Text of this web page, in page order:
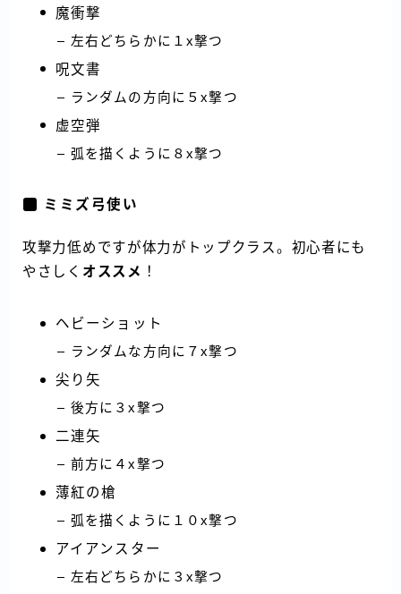
魔衝撃
左右どちらかに１x撃つ
呪文書
ランダムの方向に５x撃つ
虚空弾
弧を描くように８x撃つ
ミミズ弓使い
攻撃力低めですが体力がトップクラス。初心者にも
やさしく オススメ ！
ヘビーショット
ランダムな方向に７x撃つ
尖り矢
後方に３x撃つ
二連矢
前方に４x撃つ
薄紅の槍
弧を描くように１０x撃つ
アイアンスター
左右どちらかに３x撃つ